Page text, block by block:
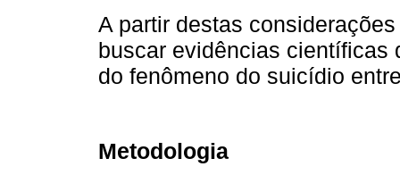
A partir destas
buscar evidências científicas
do fenômeno do suicídio
Metodologia